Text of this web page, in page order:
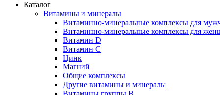
Каталог
Витамины и минералы
Витаминно-минеральные комплексы для
Витаминно-минеральные комплексы для
Витамин D
Витамин C
Цинк
Магний
Общие комплексы
Другие витамины и минералы